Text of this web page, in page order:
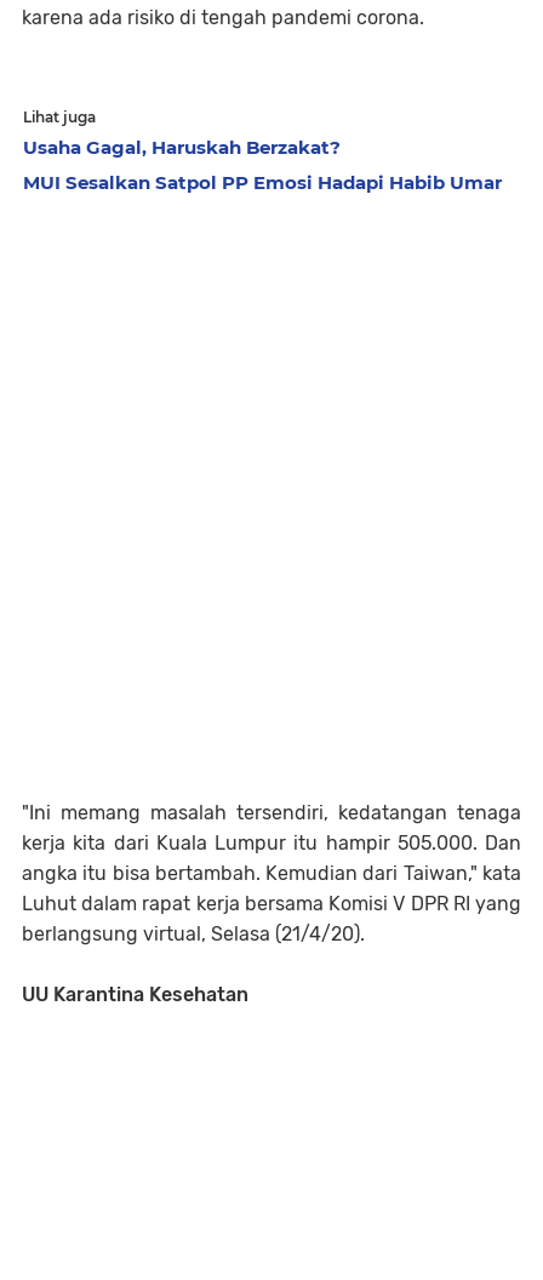
karena ada risiko di tengah pandemi corona.
Lihat juga
Usaha Gagal, Haruskah Berzakat?
MUI Sesalkan Satpol PP Emosi Hadapi Habib Umar
"Ini memang masalah tersendiri, kedatangan tenaga
kerja kita dari Kuala Lumpur itu hampir 505.000. Dan
angka itu bisa bertambah. Kemudian dari Taiwan," kata
Luhut dalam rapat kerja bersama Komisi V DPR RI yang
berlangsung virtual, Selasa (21/4/20).
UU Karantina Kesehatan